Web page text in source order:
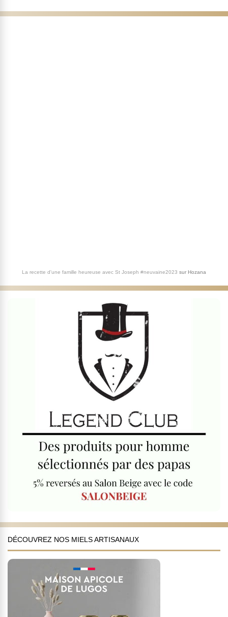
La recette d'une famille heureuse avec St Joseph #neuvaine2023 sur Hozana
DÉCOUVREZ NOS MIELS ARTISANAUX